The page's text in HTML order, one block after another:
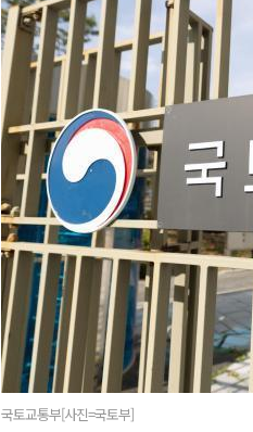
국토교통부[사진=국토부]